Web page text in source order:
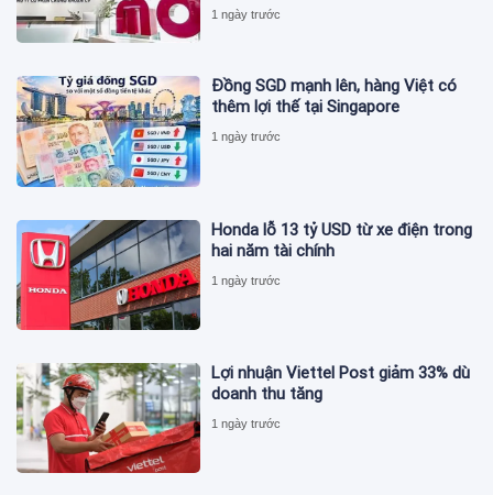
1 ngày trước
Đồng SGD mạnh lên, hàng Việt có
thêm lợi thế tại Singapore
1 ngày trước
Honda lỗ 13 tỷ USD từ xe điện trong
hai năm tài chính
1 ngày trước
Lợi nhuận Viettel Post giảm 33% dù
doanh thu tăng
1 ngày trước